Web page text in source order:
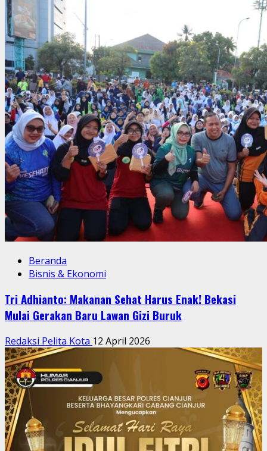
Beranda
Bisnis & Ekonomi
Tri Adhianto: Makanan Sehat Harus Enak! Bekasi
Mulai Gerakan Baru Lawan Gizi Buruk
Redaksi Pelita Kota 12 April 2026